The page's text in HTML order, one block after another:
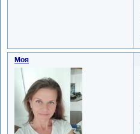
Моя